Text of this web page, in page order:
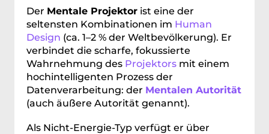
Der Mentale Projektor ist eine der
seltensten Kombinationen im Human
Design (ca. 1–2 % der Weltbevölkerung). Er
verbindet die scharfe, fokussierte
Wahrnehmung des Projektors mit einem
hochintelligenten Prozess der
Datenverarbeitung: der Mentalen Autorität
(auch äußere Autorität genannt).
Als Nicht-Energie-Typ verfügt er über